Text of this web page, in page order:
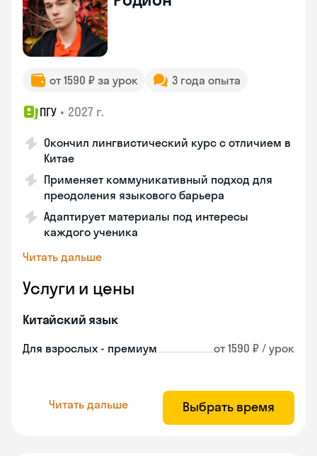
от 1590 ₽ за урок 3 года опыта
ПГУ • 2027 г.
Окончил лингвистический курс с отличием в
Китае
Применяет коммуникативный подход для
преодоления языкового барьера
Адаптирует материалы под интересы
каждого ученика
Читать дальше
Услуги и цены
Китайский язык
Для взрослых - премиум от 1590 ₽ / урок
Читать дальше Выбрать время